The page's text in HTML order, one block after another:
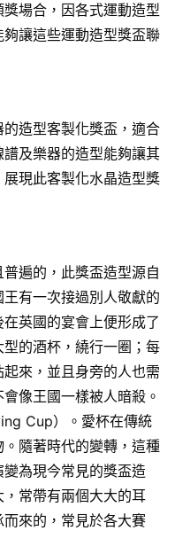
場合，因各式運動造型
讓這些運動造型獎盃聯
造型客製化獎盃，適合
及樂器的造型能夠讓其
現此客製化水晶造型獎
遍的，此獎盃造型源自
有一次接過別人敬獻的
英國的宴會上便形成了
的酒杯，繞行一圈；每
來，並且身旁的人也需
像王國一樣被人暗殺。
Cup）。愛杯在傳統
隨著時代的變轉，這種
變為現今常見的獎盃造
常帶有兩個大大的耳
來的，常見於各大賽